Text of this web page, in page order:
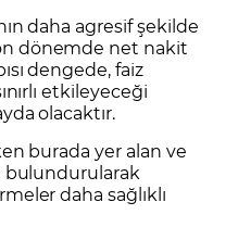
daha agresif şekilde
dönemde net nakit
dengede, faiz
etkileyeceği
olacaktır.
burada yer alan ve
bulundurularak
daha sağlıklı